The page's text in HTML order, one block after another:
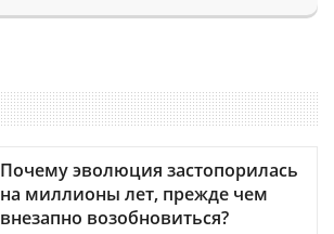
Почему эволюция застопорилась
на миллионы лет, прежде чем
внезапно возобновиться?